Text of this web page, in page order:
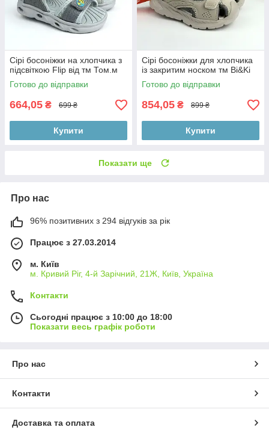
Сірі босоніжки на хлопчика з
підсвіткою Flip від тм Том.м
Готово до відправки
664,05 ₴ 699 ₴
Купити
Сірі босоніжки для хлопчика
із закритим носком тм Bi&Ki
Готово до відправки
854,05 ₴ 899 ₴
Купити
Показати ще
Про нас
96% позитивних з 294 відгуків за рік
Працює з 27.03.2014
м. Київ
м. Кривий Ріг, 4-й Зарічний, 21Ж, Київ, Україна
Контакти
Сьогодні працює з 10:00 до 18:00
Показати весь графік роботи
Про нас
Контакти
Доставка та оплата